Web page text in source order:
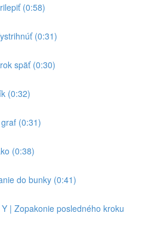
(0:58)
(0:31)
späť (0:30)
(0:32)
(0:31)
(0:38)
do bunky (0:41)
| Zopakonie posledného kroku